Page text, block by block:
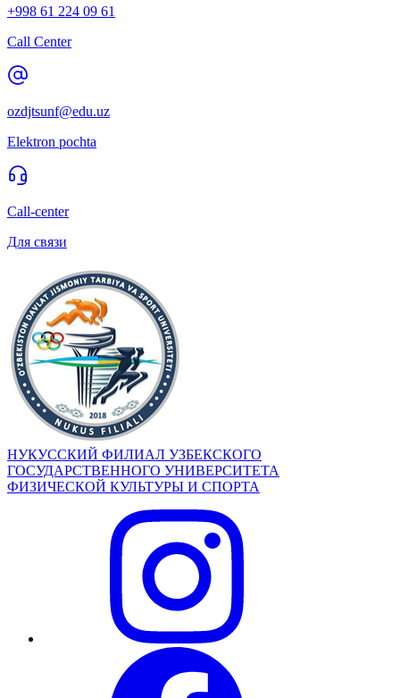
+998 61 224 09 61
Call Center
ozdjtsunf@edu.uz
Elektron pochta
Call-center
Для связи
НУКУССКИЙ ФИЛИАЛ УЗБЕКСКОГО
ГОСУДАРСТВЕННОГО УНИВЕРСИТЕТА
ФИЗИЧЕСКОЙ КУЛЬТУРЫ И СПОРТА